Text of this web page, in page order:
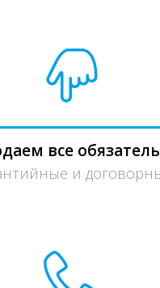
все
и